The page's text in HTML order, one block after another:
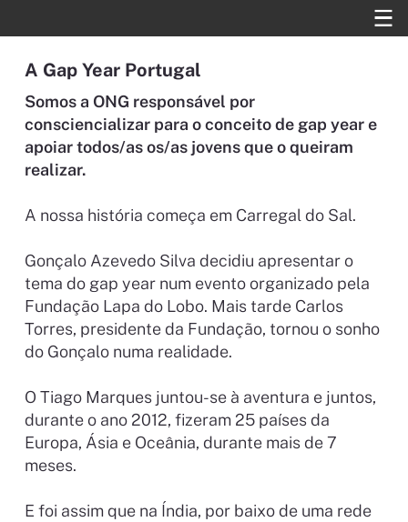
A Gap Year Portugal
Somos a ONG responsável por
consciencializar para o conceito de gap year e
apoiar todos/as os/as jovens que o queiram
realizar.
A nossa história começa em Carregal do Sal.
Gonçalo Azevedo Silva decidiu apresentar o
tema do gap year num evento organizado pela
Fundação Lapa do Lobo. Mais tarde Carlos
Torres, presidente da Fundação, tornou o sonho
do Gonçalo numa realidade.
O Tiago Marques juntou-se à aventura e juntos,
durante o ano 2012, fizeram 25 países da
Europa, Ásia e Oceânia, durante mais de 7
meses.
E foi assim que na Índia, por baixo de uma rede